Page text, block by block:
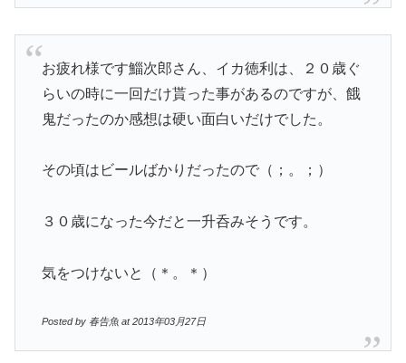
お疲れ様です鯔次郎さん、イカ徳利は、２０歳ぐ
らいの時に一回だけ貰った事があるのですが、餓
鬼だったのか感想は硬い面白いだけでした。
その頃はビールばかりだったので（；。；）
３０歳になった今だと一升呑みそうです。
気をつけないと（＊。＊）
Posted by 春告魚 at 2013年03月27日